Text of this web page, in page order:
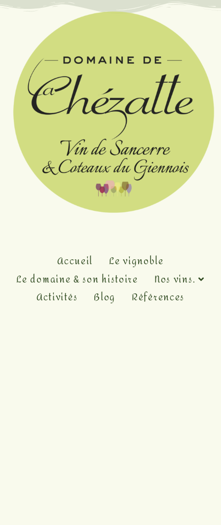
Accueil
Le vignoble
Le domaine & son histoire
Nos vins.
Activités
Blog Références